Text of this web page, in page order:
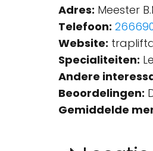
Adres: Meester
Telefoon:
Website:
Specialiteiten:
Andere
Beoordelingen:
Gemiddelde